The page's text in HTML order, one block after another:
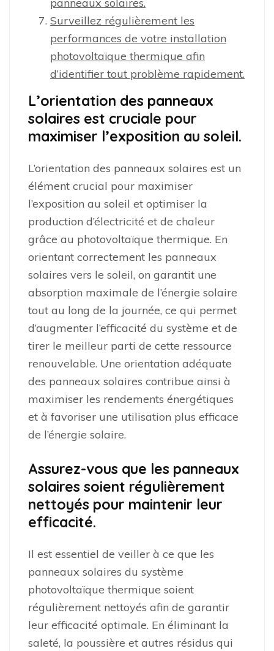
Surveillez régulièrement les
performances de votre installation
photovoltaïque thermique afin
d’identifier tout problème rapidement.
L’orientation des panneaux
solaires est cruciale pour
maximiser l’exposition au soleil.
L’orientation des panneaux solaires est un
élément crucial pour maximiser
l’exposition au soleil et optimiser la
production d’électricité et de chaleur
grâce au photovoltaïque thermique. En
orientant correctement les panneaux
solaires vers le soleil, on garantit une
absorption maximale de l’énergie solaire
tout au long de la journée, ce qui permet
d’augmenter l’efficacité du système et de
tirer le meilleur parti de cette ressource
renouvelable. Une orientation adéquate
des panneaux solaires contribue ainsi à
maximiser les rendements énergétiques
et à favoriser une utilisation plus efficace
de l’énergie solaire.
Assurez-vous que les panneaux
solaires soient régulièrement
nettoyés pour maintenir leur
efficacité.
Il est essentiel de veiller à ce que les
panneaux solaires du système
photovoltaïque thermique soient
régulièrement nettoyés afin de garantir
leur efficacité optimale. En éliminant la
saleté, la poussière et autres résidus qui